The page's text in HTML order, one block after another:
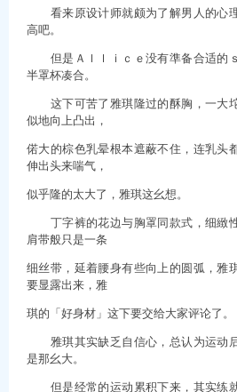
看来原设计师就颇为了解男人的心
高吧。
但是Ａｌｌｉｃｅ没有準备合适的
半罩杯凑合。
这下可苦了雅琪隆过的酥胸，一大
似地向上凸出，
偌大的棕色乳晕根本遮蔽不住，连乳头
伸出头来喘气，
似乎隆的太大了，雅琪这幺想。
丁字裤的花边与胸罩同款式，细緻
肩带般只是一条
细丝带，延着腰身有些向上的圆弧，雅
要显露出来，雅
琪的「好身材」这下要交给大家评论了。
雅琪其实缺乏自信心，总认为运动
是那幺大。
但是经常的运动累积下来，其实练